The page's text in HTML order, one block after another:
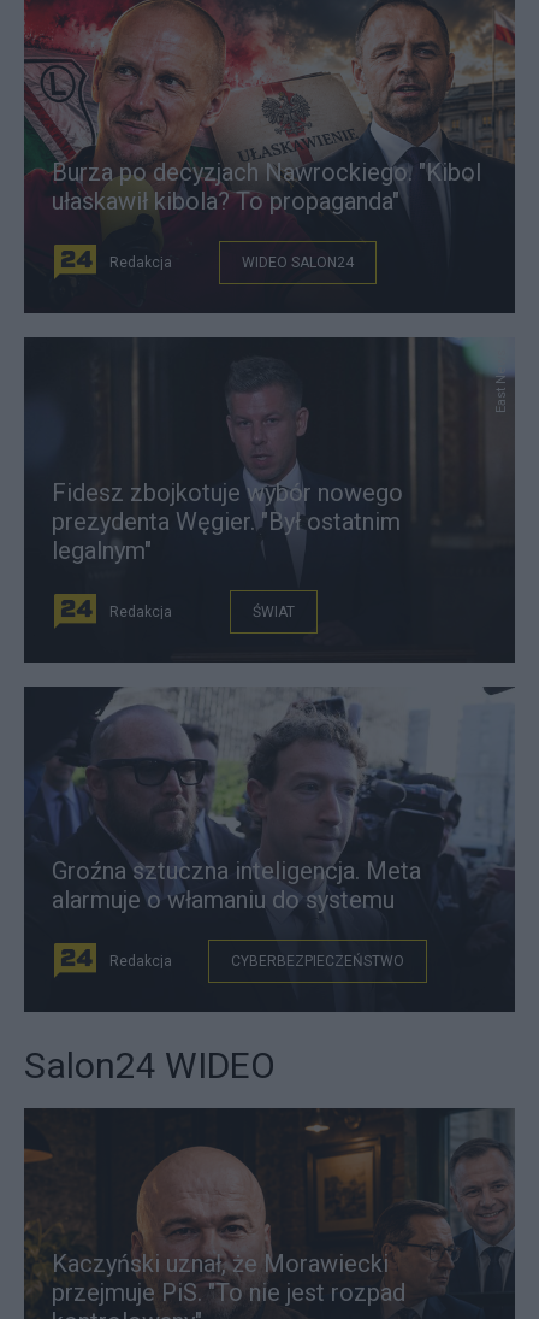
Burza po decyzjach Nawrockiego. "Kibol
ułaskawił kibola? To propaganda"
Redakcja WIDEO SALON24
East News
Fidesz zbojkotuje wybór nowego
prezydenta Węgier. "Był ostatnim
legalnym"
Redakcja ŚWIAT
Groźna sztuczna inteligencja. Meta
alarmuje o włamaniu do systemu
Redakcja CYBERBEZPIECZEŃSTWO
Salon24 WIDEO
Kaczyński uznał, że Morawiecki
przejmuje PiS. "To nie jest rozpad